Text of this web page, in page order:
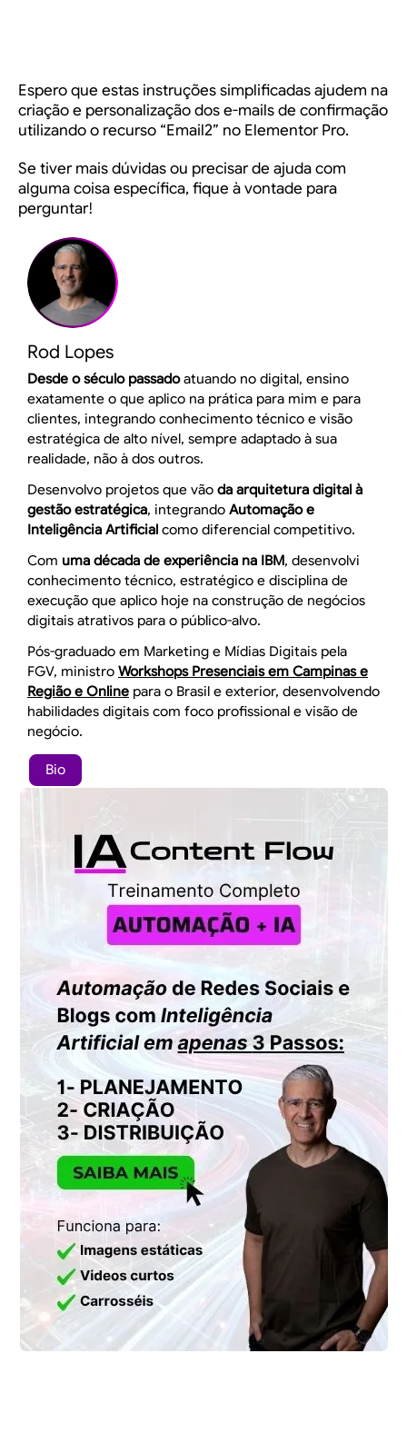
Espero que estas instruções simplificadas ajudem na
criação e personalização dos e-mails de confirmação
utilizando o recurso “Email2” no Elementor Pro.
Se tiver mais dúvidas ou precisar de ajuda com
alguma coisa específica, fique à vontade para
perguntar!
Rod Lopes
Desde o século passadoatuando no digital, ensino
exatamente o que aplico na prática para mim e para
clientes, integrando conhecimento técnico e visão
estratégica de alto nível, sempre adaptado à sua
realidade, não à dos outros.
Desenvolvo projetos que vão da arquitetura digital à
gestão estratégica, integrando Automação e
Inteligência Artificial como diferencial competitivo.
Com uma década de experiência na IBM, desenvolvi
conhecimento técnico, estratégico e disciplina de
execução que aplico hoje na construção de negócios
digitais atrativos para o público-alvo.
Pós-graduado em Marketing e Mídias Digitais pela
FGV, ministro Workshops Presenciais em Campinas e
Região e Online para o Brasil e exterior, desenvolvendo
habilidades digitais com foco profissional e visão de
negócio.
Bio